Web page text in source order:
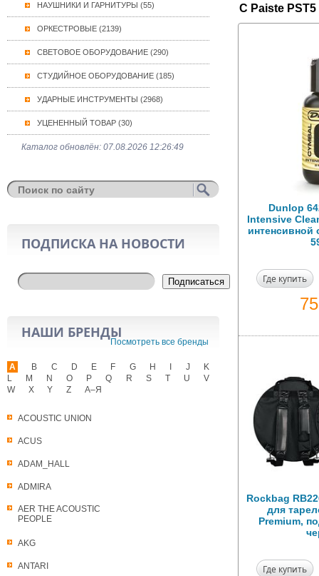
НАУШНИКИ И ГАРНИТУРЫ (55)
ОРКЕСТРОВЫЕ (2139)
СВЕТОВОЕ ОБОРУДОВАНИЕ (290)
СТУДИЙНОЕ ОБОРУДОВАНИЕ (185)
УДАРНЫЕ ИНСТРУМЕНТЫ (2968)
УЦЕНЕННЫЙ ТОВАР (30)
Каталог обновлён: 07.08.2026 12:26:49
ПОДПИСКА НА НОВОСТИ
Подписаться
НАШИ БРЕНДЫ
Посмотреть все бренды
A
ACOUSTIC UNION
ACUS
ADAM_HALL
ADMIRA
AER THE ACOUSTIC
PEOPLE
AKG
ANTARI
B C D E F G H J
K
L
M N O P Q R S T U
V
W
X Y Z А–Я
С Paiste
Dunlop
Intensive
интенсивной
Где купить
Rockbag
для
Premium,
Где купить